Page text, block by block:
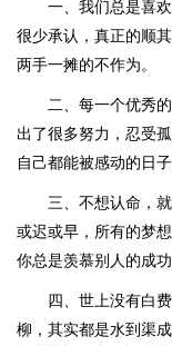
一、我们总是喜
很少承认，真正的顺
两手一摊的不作为。
二、每一个优秀
出了很多努力，忍受
自己都能被感动的日子
三、不想认命，
或迟或早，所有的梦
你总是羡慕别人的成
四、世上没有白
柳，其实都是水到渠